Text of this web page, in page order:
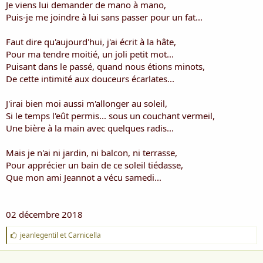
Je viens lui demander de mano à mano,
Puis-je me joindre à lui sans passer pour un fat...
Faut dire qu'aujourd'hui, j'ai écrit à la hâte,
Pour ma tendre moitié, un joli petit mot...
Puisant dans le passé, quand nous étions minots,
De cette intimité aux douceurs écarlates...
J'irai bien moi aussi m'allonger au soleil,
Si le temps l'eût permis... sous un couchant vermeil,
Une bière à la main avec quelques radis...
Mais je n'ai ni jardin, ni balcon, ni terrasse,
Pour apprécier un bain de ce soleil tiédasse,
Que mon ami Jeannot a vécu samedi...
02 décembre 2018
J
'
a
jeanlegentil etCarnicella